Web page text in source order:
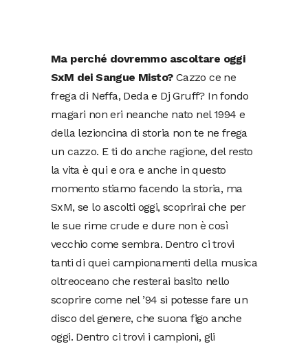
Ma perché dovremmo ascoltare oggi
SxM dei Sangue Misto?Cazzo ce ne
frega di Neffa, Deda e Dj Gruff? In fondo
magari non eri neanche nato nel 1994 e
della lezioncina di storia non te ne frega
un cazzo. E ti do anche ragione, del resto
la vita è qui e ora e anche in questo
momento stiamo facendo la storia, ma
SxM, se lo ascolti oggi, scoprirai che per
le sue rime crude e dure non è così
vecchio come sembra. Dentro ci trovi
tanti di quei campionamenti della musica
oltreoceano che resterai basito nello
scoprire come nel ’94 si potesse fare un
disco del genere, che suona figo anche
oggi. Dentro ci trovi i campioni, gli